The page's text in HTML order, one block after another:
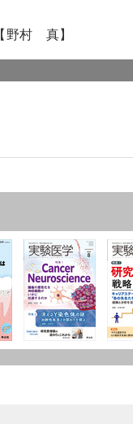
【野村 真】